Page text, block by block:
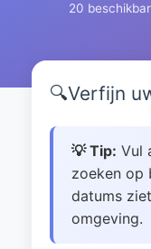
20
🔍Verfijn
💡 Tip: Vul
zoeken op
datums
omgeving.